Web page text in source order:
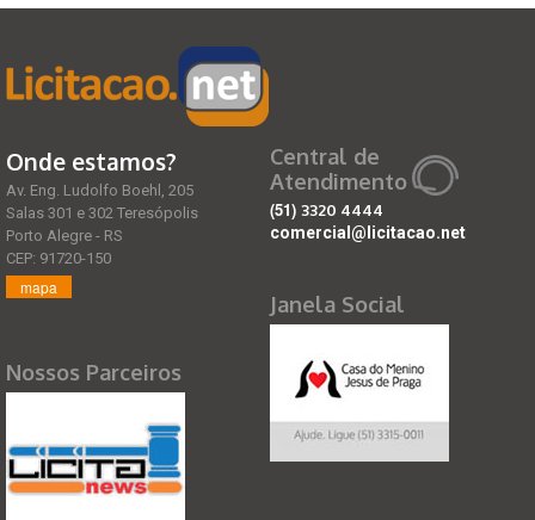
Onde estamos?
Av. Eng. Ludolfo Boehl, 205
Salas 301 e 302 Teresópolis
Porto Alegre - RS
CEP: 91720-150
mapa
Nossos Parceiros
Central de
Atendimento
(51) 3320 4444
comercial@licitacao.net
Janela Social